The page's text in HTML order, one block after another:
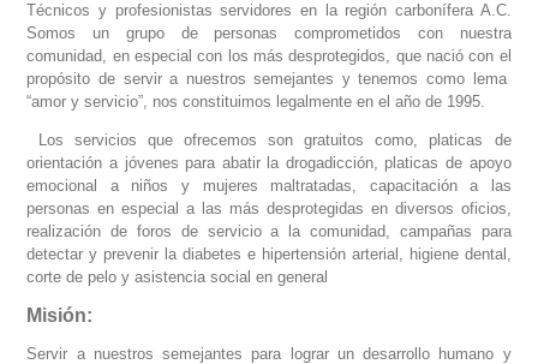
Técnicos y profesionistas servidores en la región carbonífera A.C.
Somos un grupo de personas comprometidos con nuestra
comunidad, en especial con los más desprotegidos, que nació con el
propósito de servir a nuestros semejantes y tenemos como lema
“amor y servicio”, nos constituimos legalmente en el año de 1995.
Los servicios que ofrecemos son gratuitos como, platicas de
orientación a jóvenes para abatir la drogadicción, platicas de apoyo
emocional a niños y mujeres maltratadas, capacitación a las
personas en especial a las más desprotegidas en diversos oficios,
realización de foros de servicio a la comunidad, campañas para
detectar y prevenir la diabetes e hipertensión arterial, higiene dental,
corte de pelo y asistencia social en general
Misión:
Servir a nuestros semejantes para lograr un desarrollo humano y